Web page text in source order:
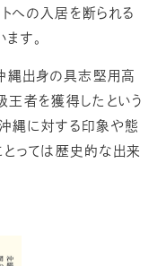
への入居を断られる
す。
縄出身の具志堅用高
王者を獲得したという
縄に対する印象や態
とっては歴史的な出来